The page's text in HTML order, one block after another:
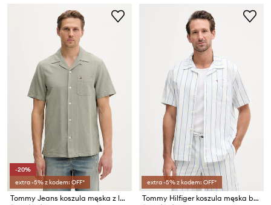
-20%
extra -5% z kodem: OFF*
Tommy Jeans koszula męska z lnem
extra -5% z kodem: OFF*
Tommy Hilfiger koszula męska bawełniana SUMMER